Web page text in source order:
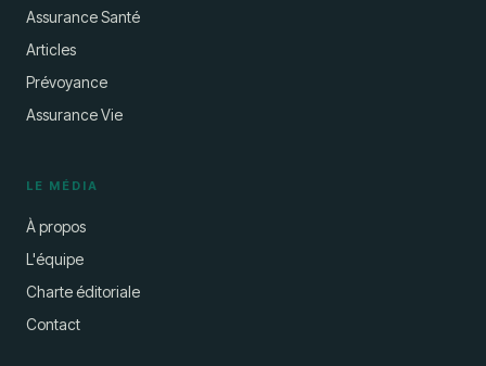
Assurance Santé
Articles
Prévoyance
Assurance Vie
LE MÉDIA
À propos
L'équipe
Charte éditoriale
Contact